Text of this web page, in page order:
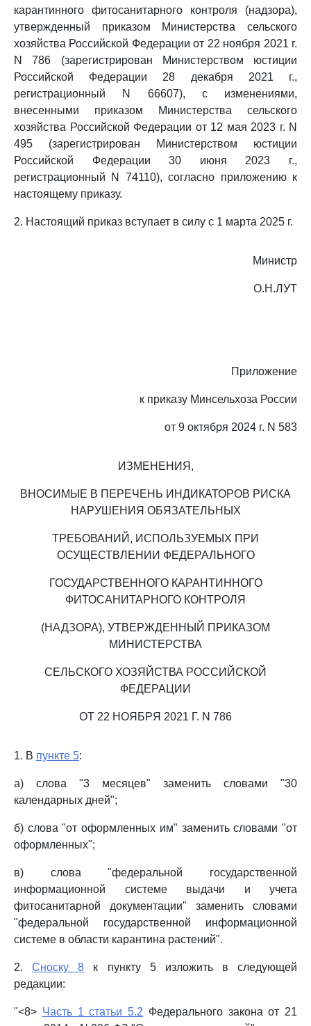
карантинного фитосанитарного контроля (надзора),
утвержденный приказом Министерства сельского
хозяйства Российской Федерации от 22 ноября 2021 г.
N 786 (зарегистрирован Министерством юстиции
Российской Федерации 28 декабря 2021 г.,
регистрационный N 66607), с изменениями,
внесенными приказом Министерства сельского
хозяйства Российской Федерации от 12 мая 2023 г. N
495 (зарегистрирован Министерством юстиции
Российской Федерации 30 июня 2023 г.,
регистрационный N 74110), согласно приложению к
настоящему приказу.
2. Настоящий приказ вступает в силу с 1 марта 2025 г.
Министр
О.Н.ЛУТ
Приложение
к приказу Минсельхоза России
от 9 октября 2024 г. N 583
ИЗМЕНЕНИЯ,
ВНОСИМЫЕ В ПЕРЕЧЕНЬ ИНДИКАТОРОВ РИСКА
НАРУШЕНИЯ ОБЯЗАТЕЛЬНЫХ
ТРЕБОВАНИЙ, ИСПОЛЬЗУЕМЫХ ПРИ
ОСУЩЕСТВЛЕНИИ ФЕДЕРАЛЬНОГО
ГОСУДАРСТВЕННОГО КАРАНТИННОГО
ФИТОСАНИТАРНОГО КОНТРОЛЯ
(НАДЗОРА), УТВЕРЖДЕННЫЙ ПРИКАЗОМ
МИНИСТЕРСТВА
СЕЛЬСКОГО ХОЗЯЙСТВА РОССИЙСКОЙ
ФЕДЕРАЦИИ
ОТ 22 НОЯБРЯ 2021 Г. N 786
1. В пункте 5:
а) слова "3 месяцев" заменить словами "30
календарных дней";
б) слова "от оформленных им" заменить словами "от
оформленных";
в) слова "федеральной государственной
информационной системе выдачи и учета
фитосанитарной документации" заменить словами
"федеральной государственной информационной
системе в области карантина растений".
2.Сноску 8 к пункту 5 изложить в следующей
редакции:
"<8> Часть 1 статьи 5.2 Федерального закона от 21